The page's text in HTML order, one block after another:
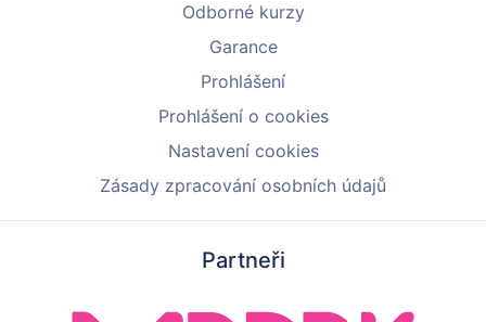
Odborné kurzy
Garance
Prohlášení
Prohlášení o cookies
Nastavení cookies
Zásady zpracování osobních údajů
Partneři